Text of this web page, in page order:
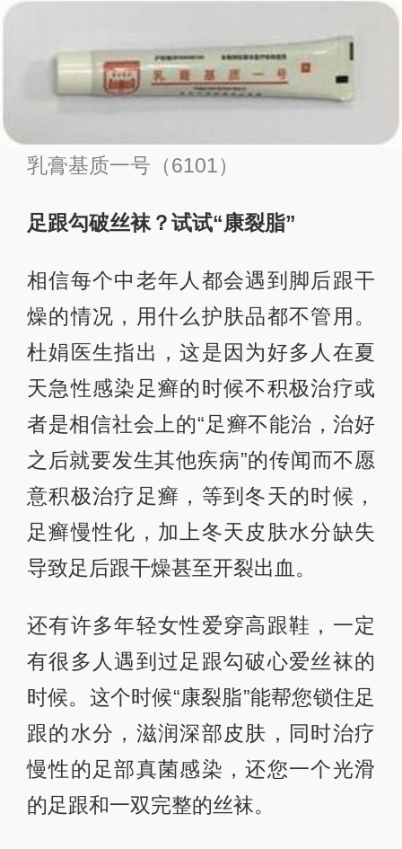
乳膏基质一号（6101）
足跟勾破丝袜？试试“康裂脂”
相信每个中老年人都会遇到脚后跟干
燥的情况，用什么护肤品都不管用。
杜娟医生指出，这是因为好多人在夏
天急性感染足癣的时候不积极治疗或
者是相信社会上的“足癣不能治，治好
之后就要发生其他疾病”的传闻而不愿
意积极治疗足癣，等到冬天的时候，
足癣慢性化，加上冬天皮肤水分缺失
导致足后跟干燥甚至开裂出血。
还有许多年轻女性爱穿高跟鞋，一定
有很多人遇到过足跟勾破心爱丝袜的
时候。这个时候“康裂脂”能帮您锁住足
跟的水分，滋润深部皮肤，同时治疗
慢性的足部真菌感染，还您一个光滑
的足跟和一双完整的丝袜。